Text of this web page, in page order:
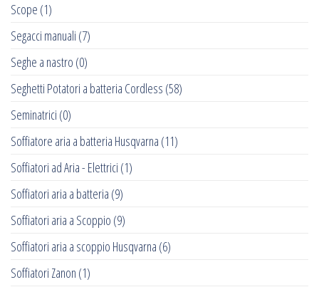
Scope (1)
Segacci manuali (7)
Seghe a nastro (0)
Seghetti Potatori a batteria Cordless (58)
Seminatrici (0)
Soffiatore aria a batteria Husqvarna (11)
Soffiatori ad Aria - Elettrici (1)
Soffiatori aria a batteria (9)
Soffiatori aria a Scoppio (9)
Soffiatori aria a scoppio Husqvarna (6)
Soffiatori Zanon (1)